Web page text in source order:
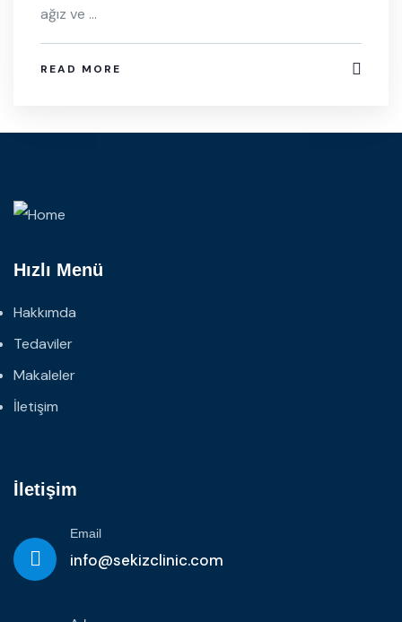
ağız ve ...
READ MORE
Hızlı Menü
Hakkımda
Tedaviler
Makaleler
İletişim
İletişim
Email
info@sekizclinic.com